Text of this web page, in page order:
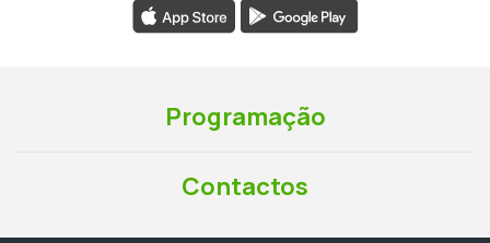
Programação
Contactos